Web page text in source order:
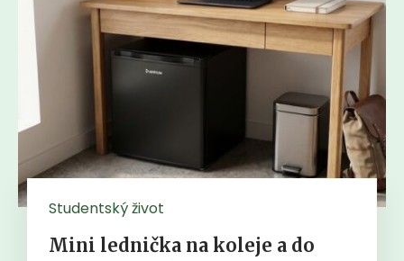
Studentský život
Mini lednička na koleje a do